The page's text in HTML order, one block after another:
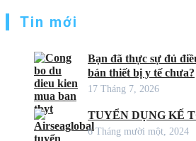
Tin mới
Bạn đã thực sự đủ
bán thiết bị y tế chưa?
17 Tháng 7, 2026
TUYỂN DỤNG KẾ
6 Tháng mười một, 2024